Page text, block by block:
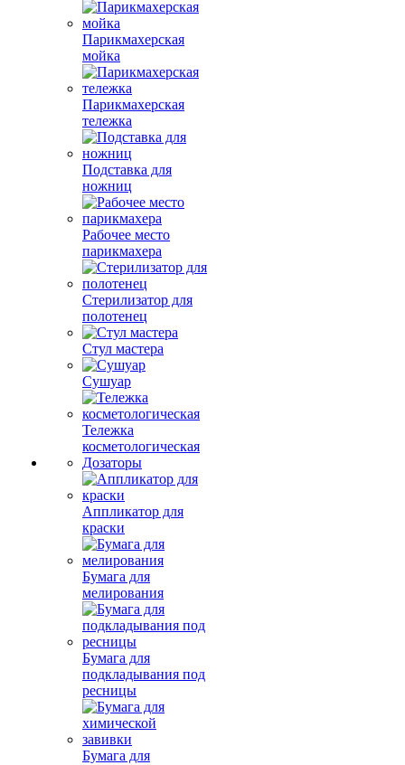
Парикмахерская
мойка
Парикмахерская
тележка
Подставка для
ножниц
Рабочее место
парикмахера
Стерилизатор для
полотенец
Стул мастера
Сушуар
Тележка
косметологическая
Дозаторы
Аппликатор для
краски
Бумага для
мелирования
Бумага для
подкладывания под
ресницы
Бумага для